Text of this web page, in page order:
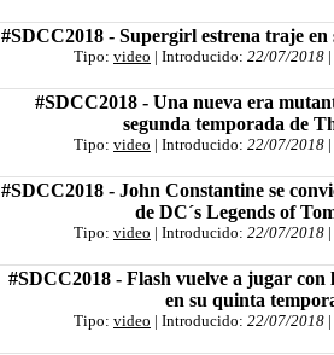
#SDCC2018 - Supergirl estrena traje
Tipo: video | Introducido: 22/07/2018
#SDCC2018 - Una nueva era
segunda temporada de
Tipo: video | Introducido: 22/07/2018
#SDCC2018 - John Constantine se
de DC´s Legends of
Tipo: video | Introducido: 22/07/2018
#SDCC2018 - Flash vuelve a jugar con
en su quinta
Tipo: video | Introducido: 22/07/2018